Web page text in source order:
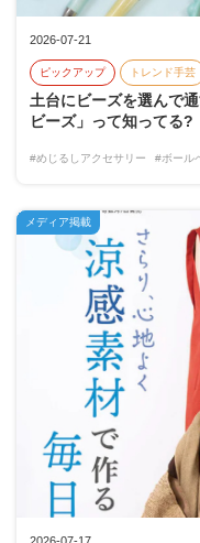
2026-07-21
ピックアップ トレンド手芸
土台にビーズを選んで
ビーズ」って知ってる?
#めじるしアクセサリー #ボール
2026-07-17
メディア掲載